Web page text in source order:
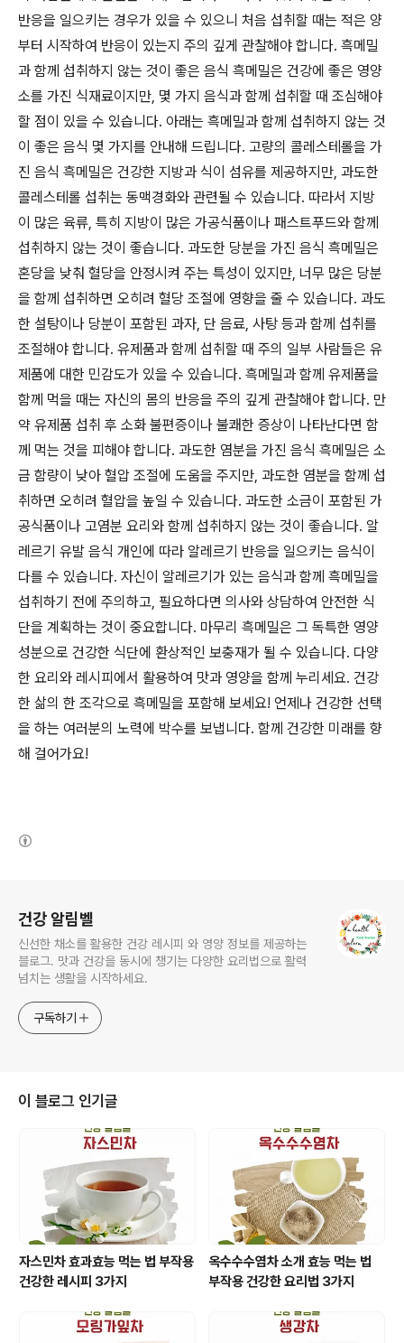
반응을 일으키는 경우가 있을 수 있으니 처음 섭취할 때는 적은 양
부터 시작하여 반응이 있는지 주의 깊게 관찰해야 합니다. 흑메밀
과 함께 섭취하지 않는 것이 좋은 음식 흑메밀은 건강에 좋은 영양
소를 가진 식재료이지만, 몇 가지 음식과 함께 섭취할 때 조심해야
할 점이 있을 수 있습니다. 아래는 흑메밀과 함께 섭취하지 않는 것
이 좋은 음식 몇 가지를 안내해 드립니다. 고량의 콜레스테롤을 가
진 음식 흑메밀은 건강한 지방과 식이 섬유를 제공하지만, 과도한
콜레스테롤 섭취는 동맥경화와 관련될 수 있습니다. 따라서 지방
이 많은 육류, 특히 지방이 많은 가공식품이나 패스트푸드와 함께
섭취하지 않는 것이 좋습니다. 과도한 당분을 가진 음식 흑메밀은
혼당을 낮춰 혈당을 안정시켜 주는 특성이 있지만, 너무 많은 당분
을 함께 섭취하면 오히려 혈당 조절에 영향을 줄 수 있습니다. 과도
한 설탕이나 당분이 포함된 과자, 단 음료, 사탕 등과 함께 섭취를
조절해야 합니다. 유제품과 함께 섭취할 때 주의 일부 사람들은 유
제품에 대한 민감도가 있을 수 있습니다. 흑메밀과 함께 유제품을
함께 먹을 때는 자신의 몸의 반응을 주의 깊게 관찰해야 합니다. 만
약 유제품 섭취 후 소화 불편증이나 불쾌한 증상이 나타난다면 함
께 먹는 것을 피해야 합니다. 과도한 염분을 가진 음식 흑메밀은 소
금 함량이 낮아 혈압 조절에 도움을 주지만, 과도한 염분을 함께 섭
취하면 오히려 혈압을 높일 수 있습니다. 과도한 소금이 포함된 가
공식품이나 고염분 요리와 함께 섭취하지 않는 것이 좋습니다. 알
레르기 유발 음식 개인에 따라 알레르기 반응을 일으키는 음식이
다를 수 있습니다. 자신이 알레르기가 있는 음식과 함께 흑메밀을
섭취하기 전에 주의하고, 필요하다면 의사와 상담하여 안전한 식
단을 계획하는 것이 중요합니다. 마무리 흑메밀은 그 독특한 영양
성분으로 건강한 식단에 환상적인 보충재가 될 수 있습니다. 다양
한 요리와 레시피에서 활용하여 맛과 영양을 함께 누리세요. 건강
한 삶의 한 조각으로 흑메밀을 포함해 보세요! 언제나 건강한 선택
을 하는 여러분의 노력에 박수를 보냅니다. 함께 건강한 미래를 향
해 걸어가요!
건강 알림벨
신선한 채소를 활용한 건강 레시피 와 영양 정보를 제공하는
블로그. 맛과 건강을 동시에 챙기는 다양한 요리법으로 활력
넘치는 생활을 시작하세요.
구독하기
이 블로그 인기글
자스민차 효과효능 먹는 법 부작용
건강한 레시피 3가지
옥수수수염차 소개 효능 먹는 법
부작용 건강한 요리법 3가지